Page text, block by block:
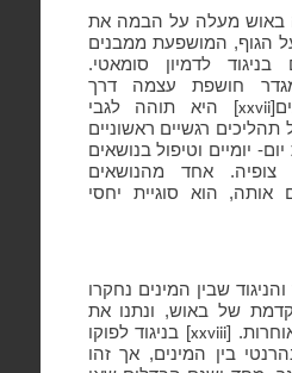
באוש מעלה על הבמה את
הגוף, המושפעת ממבנים
בניגוד לדמיון סומאטי.
חושפת עצמה דרך
xxvii] היא תוהה לגבי
רגשיים ראשוניים
יומיים וטיפול בנושאים
אחד מהנושאים
אותה, הוא סוגיית יחסי
שבין המינים נחקרו
של באוש, ונתנו את
[
xxviii] בניגוד לפוקו
בין המינים, אך זהו